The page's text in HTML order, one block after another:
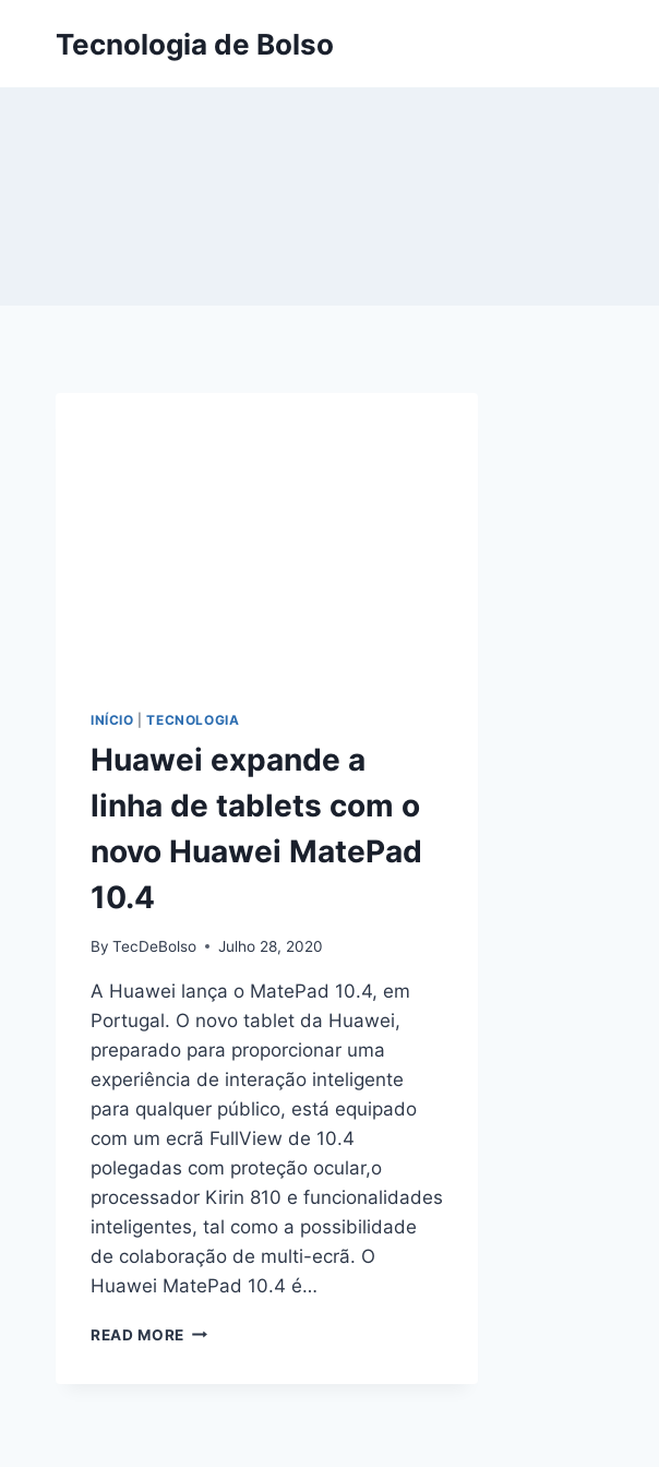
Tecnologia de Bolso
INÍCIO |TECNOLOGIA
Huawei expande a
linha de tablets com o
novo Huawei MatePad
10.4
By TecDeBolso Julho 28, 2020
A Huawei lança o MatePad 10.4, em
Portugal. O novo tablet da Huawei,
preparado para proporcionar uma
experiência de interação inteligente
para qualquer público, está equipado
com um ecrã FullView de 10.4
polegadas com proteção ocular,o
processador Kirin 810 e funcionalidades
inteligentes, tal como a possibilidade
de colaboração de multi-ecrã. O
Huawei MatePad 10.4 é…
READ MORE HUAWEI